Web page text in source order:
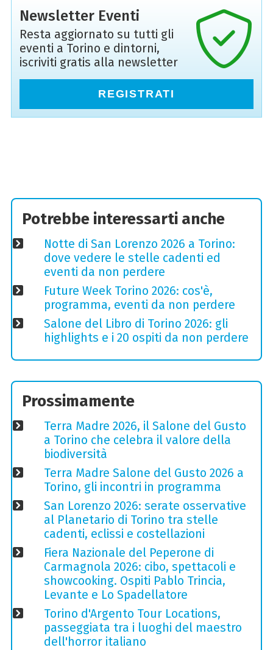
Newsletter Eventi
Resta aggiornato su tutti gli
eventi a Torino e dintorni,
iscriviti gratis alla newsletter
REGISTRATI
Potrebbe interessarti anche
Notte di San Lorenzo 2026 a Torino:
dove vedere le stelle cadenti ed
eventi da non perdere
Future Week Torino 2026: cos'è,
programma, eventi da non perdere
Salone del Libro di Torino 2026: gli
highlights e i 20 ospiti da non perdere
Prossimamente
Terra Madre 2026, il Salone del Gusto
a Torino che celebra il valore della
biodiversità
Terra Madre Salone del Gusto 2026 a
Torino, gli incontri in programma
San Lorenzo 2026: serate osservative
al Planetario di Torino tra stelle
cadenti, eclissi e costellazioni
Fiera Nazionale del Peperone di
Carmagnola 2026: cibo, spettacoli e
showcooking. Ospiti Pablo Trincia,
Levante e Lo Spadellatore
Torino d'Argento Tour Locations,
passeggiata tra i luoghi del maestro
dell'horror italiano